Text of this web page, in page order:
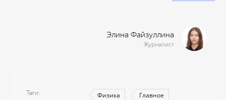
Элина Файзуллина
Журналист
Теги Физика Главное